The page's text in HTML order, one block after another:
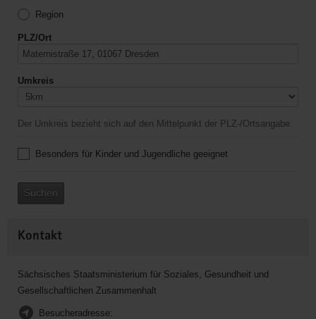
Region
PLZ/Ort
Umkreis
Der Umkreis bezieht sich auf den Mittelpunkt der PLZ-/Ortsangabe.
Besonders für Kinder und Jugendliche geeignet
Suchen
Kontakt
Sächsisches Staatsministerium für Soziales, Gesundheit und
Gesellschaftlichen Zusammenhalt
Besucheradresse: